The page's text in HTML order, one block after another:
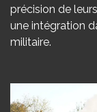
précision de
une intégration
militaire.